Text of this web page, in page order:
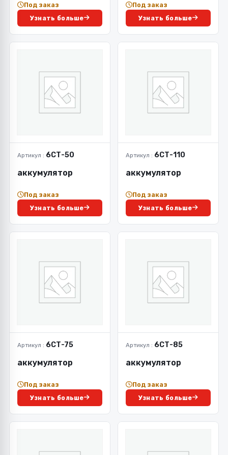
Под заказ
Узнать больше
Под заказ
Узнать больше
Артикул : 6СТ-50
аккумулятор
Под заказ
Узнать больше
Артикул : 6СТ-110
аккумулятор
Под заказ
Узнать больше
Артикул : 6СТ-75
аккумулятор
Под заказ
Узнать больше
Артикул : 6СТ-85
аккумулятор
Под заказ
Узнать больше